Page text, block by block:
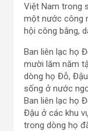
Việt Nam trong
một nước công
hội công bằng,
Ban liên lạc họ
mười lăm năm
dòng họ Đỗ,
sống ở nước
Ban liên lạc họ
Đậu ở các khu
trong dòng họ